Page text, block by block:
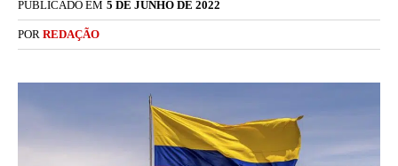
PUBLICADO EM 5 DE JUNHO DE 2022
POR REDAÇÃO